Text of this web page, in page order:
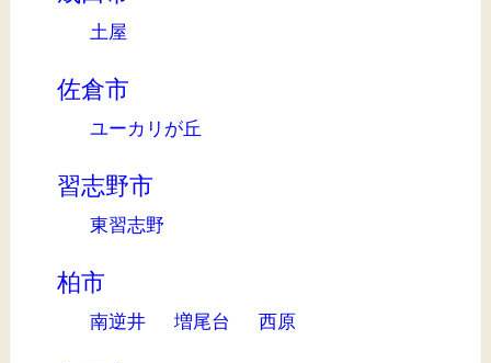
土屋
佐倉市
ユーカリが丘
習志野市
東習志野
柏市
南逆井 増尾台 西原